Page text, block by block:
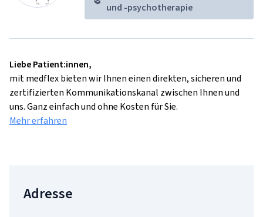
und -psychotherapie
Liebe Patient:innen,
mit medflex bieten wir Ihnen einen direkten, sicheren und
zertifizierten Kommunikationskanal zwischen Ihnen und
uns. Ganz einfach und ohne Kosten für Sie.
Mehr erfahren
Adresse